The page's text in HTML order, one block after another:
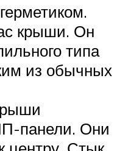
крыши. Он
типа
из обычных
панели. Они